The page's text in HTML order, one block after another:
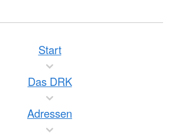
Start
Das DRK
Adressen